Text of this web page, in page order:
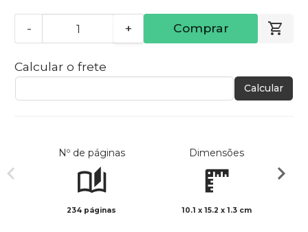
- + Comprar
Calcular o frete
Calcular
Nº de páginas
234 páginas
Dimensões
10.1 x 15.2 x 1.3 cm